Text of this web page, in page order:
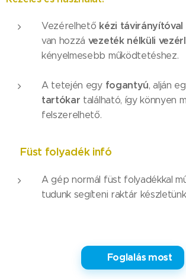
Vezérelhető kézi távirányítóval
van hozzá vezeték nélküli
kényelmesebb működtetéshez.
A tetején egy fogantyú, alján
tartókar található, így könnyen
felszerelhető.
Füst folyadék infó
A gép normál füst folyadékkal
tudunk segíteni raktár
✅ Foglalás most